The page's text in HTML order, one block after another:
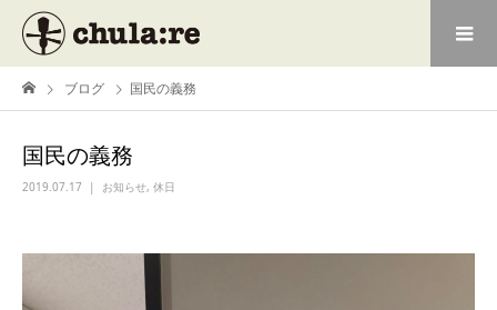
ブログ 国民の義務
国民の義務
2019.07.17 お知らせ, 休日